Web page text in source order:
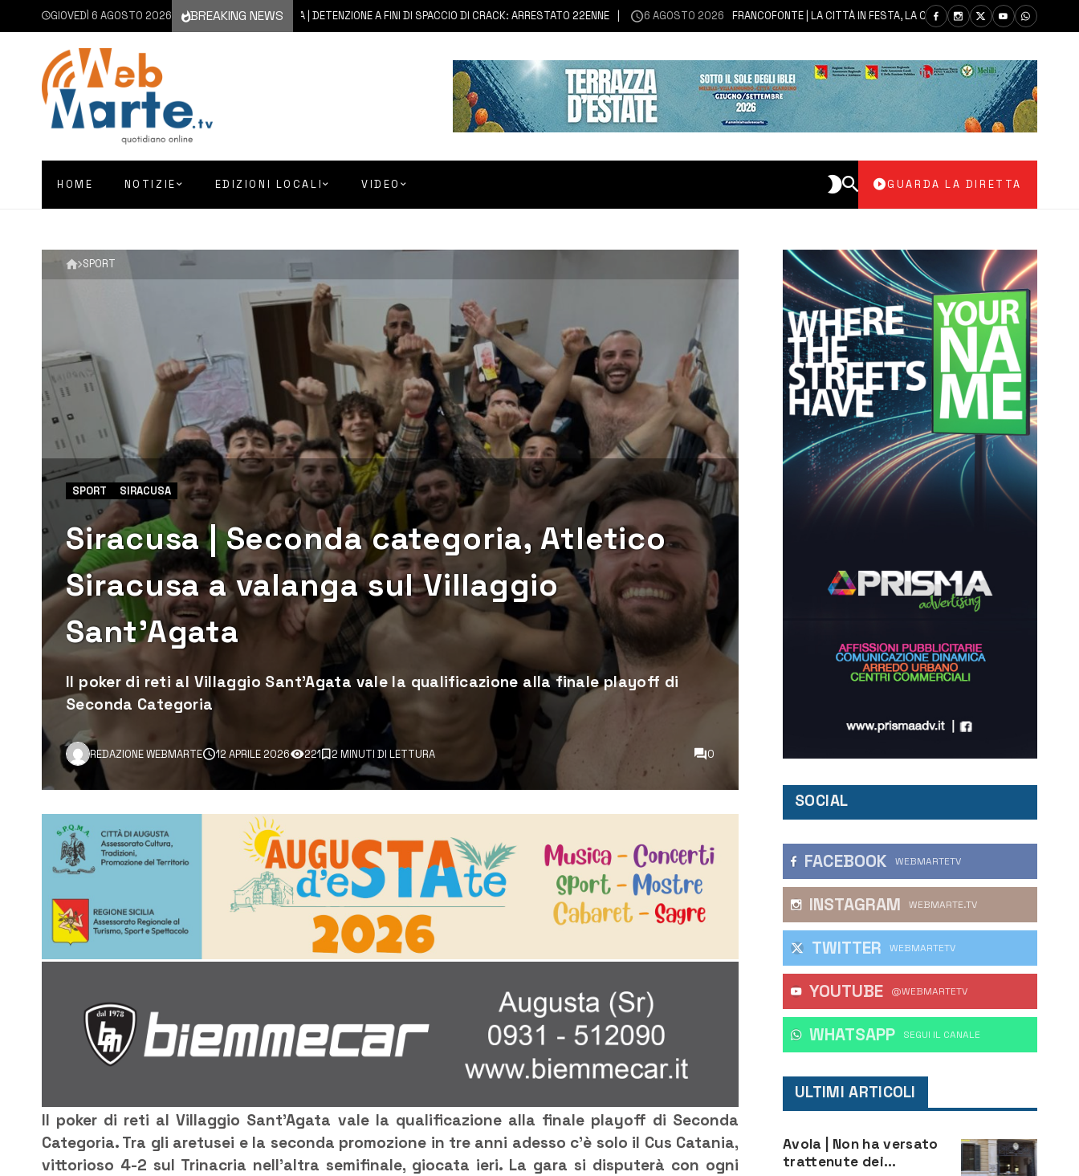
GIOVEDÌ 6 AGOSTO 2026 BREAKING NEWS
6 AGOSTO 2026 FLORIDIA | DETENZIONE A FINI DI SPACCIO DI CRACK: ARRESTATO 22ENNE 6 AGOSTO 2026 FRANCOFONTE | LA CITTÀ IN FESTA, LA COMUNITÀ SI AFFIDA ALLA MADONNA
HOME NOTIZIE EDIZIONI LOCALI VIDEO GUARDA LA DIRETTA
SPORT
SPORT SIRACUSA
Siracusa | Seconda categoria, Atletico
Siracusa a valanga sul Villaggio
Sant’Agata
Il poker di reti al Villaggio Sant’Agata vale la qualificazione alla finale playoff di
Seconda Categoria
REDAZIONE WEBMARTE 12 APRILE 2026 221 2 MINUTI DI LETTURA 0
Il poker di reti al Villaggio Sant’Agata vale la qualificazione alla finale playoff di Seconda
Categoria. Tra gli aretusei e la seconda promozione in tre anni adesso c’è solo il Cus Catania,
vittorioso 4-2 sul Trinacria nell’altra semifinale, giocata ieri. La gara si disputerà con ogni
SOCIAL
FACEBOOK WEBMARTETV
INSTAGRAM WEBMARTE.TV
TWITTER WEBMARTETV
YOUTUBE @WEBMARTETV
WHATSAPP ‎SEGUI IL CANALE
ULTIMI ARTICOLI
Avola | Non ha versato
trattenute dei